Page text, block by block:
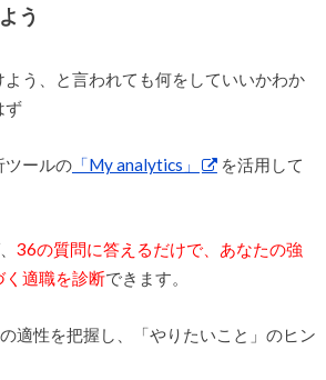
う
う、と言われても何をしていいかわか
ず
ツールの「My analytics」
を活用して
36の質問に答えるだけで、あなたの強
適職を診断できます。
適性を把握し、「やりたいこと」のヒン